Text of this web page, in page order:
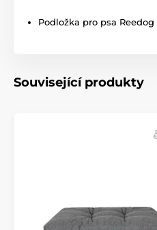
Pro velké psy
Podložka pro psa
Související produkty